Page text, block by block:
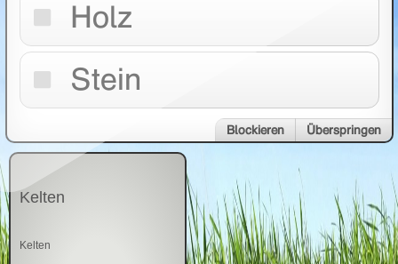
Holz
Stein
Blockieren Überspringen
Kelten
Kelten